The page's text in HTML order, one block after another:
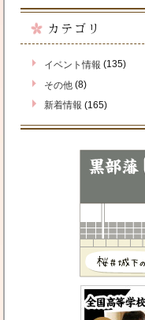
カテゴリ
イベント情報 (135)
その他 (8)
新着情報 (165)